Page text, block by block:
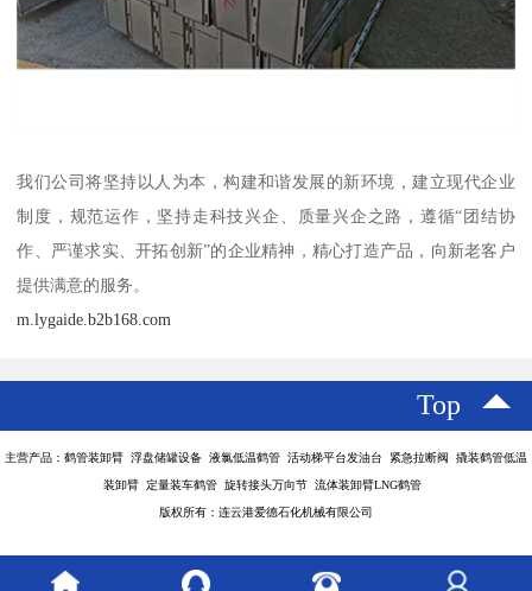
我们公司将坚持以人为本，构建和谐发展的新环境，建立现代企业
制度，规范运作，坚持走科技兴企、质量兴企之路，遵循“团结协
作、严谨求实、开拓创新”的企业精神，精心打造产品，向新老客户
提供满意的服务。
m.lygaide.b2b168.com
Top
主营产品：鹤管装卸臂 浮盘储罐设备 液氯低温鹤管 活动梯平台发油台 紧急拉断阀 撬装鹤管低温
装卸臂 定量装车鹤管 旋转接头万向节 流体装卸臂LNG鹤管
版权所有：连云港爱德石化机械有限公司